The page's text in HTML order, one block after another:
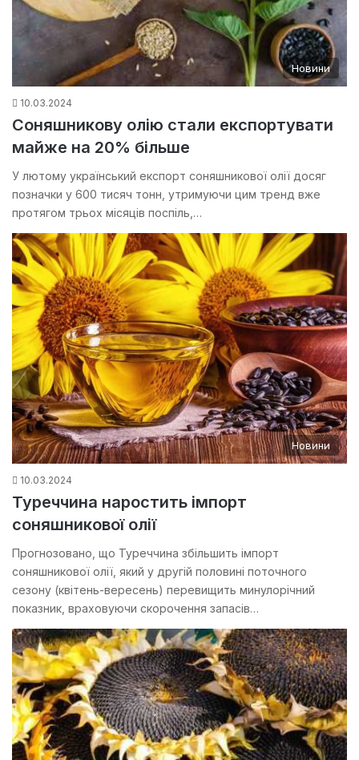
Новини
10.03.2024
Соняшникову олію стали експортувати
майже на 20% більше
У лютому український експорт соняшникової олії досяг
позначки у 600 тисяч тонн, утримуючи цим тренд вже
протягом трьох місяців поспіль,…
Новини
10.03.2024
Туреччина наростить імпорт
соняшникової олії
Прогнозовано, що Туреччина збільшить імпорт
соняшникової олії, який у другій половині поточного
сезону (квітень-вересень) перевищить минулорічний
показник, враховуючи скорочення запасів…